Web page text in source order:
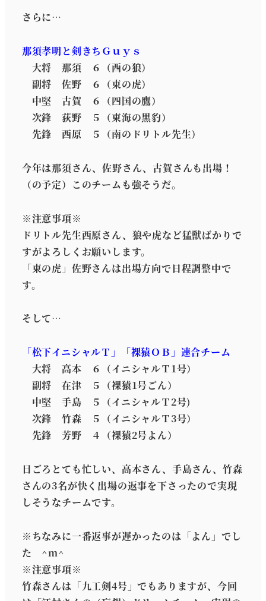
さらに…
那須孝明と剣きちＧｕｙｓ
大将 那須 ６（西の狼）
副将 佐野 ６（東の虎）
中堅 古賀 ６（四国の鷹）
次鋒 荻野 ５（東海の黒豹）
先鋒 西原 ５（南のドリトル先生）
今年は那須さん、佐野さん、古賀さんも出場！
（の予定）このチームも強そうだ。
※注意事項※
ドリトル先生西原さん、狼や虎など猛獣ばかりで
すがよろしくお願いします。
「東の虎」佐野さんは出場方向で日程調整中で
す。
そして…
「松下イニシャルＴ」「裸猿ＯＢ」連合チーム
大将 高本 ６（イニシャルＴ1号）
副将 在津 ５（裸猿1号ごん）
中堅 手島 ５（イニシャルＴ2号)
次鋒 竹森 ５（イニシャルＴ3号）
先鋒 芳野 ４（裸猿2号よん）
日ごろとても忙しい、高本さん、手島さん、竹森
さんの3名が快く出場の返事を下さったので実現
しそうなチームです。
※ちなみに一番返事が遅かったのは「よん」でし
た ^m^
※注意事項※
竹森さんは「九工剣4号」でもありますが、今回